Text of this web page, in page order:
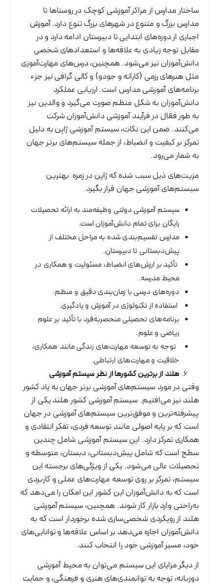
ساختار مدارس از مراکز آموزشی کوچک در روستاها تا
مدارس بزرگ و متنوع در شهرهای بزرگ تنوع دارد. آموزش
اجباری از دوره‌های ابتدایی تا دبیرستان ادامه دارد و در
مقابل توجه زیادی به علاقه‌ها و استعدادهای شخصی
دانش‌آموزان نیز می‌شود. همچنین، درس‌های مهارت‌آموزی
مثل هنرهای رزمی (کاراته و جودو) و کالی گرافی نیز جزء
برنامه‌های آموزشی مدارس است. ارزیابی عملکرد
دانش‌آموزان به شکل منظم صورت می‌گیرد و والدین نیز
به طور فعّال در فرآیند آموزشی دانش‌آموزان شرکت
می‌کنند. ضمن این نکات، سیستم آموزشی ژاپن به دلیل
تمرکز بر کیفیت و انضباط، از جمله سیستم‌های برتر جهان
به شمار می‌رود.
مزیت‌های ذیل سبب شده که ژاپن در زمره بهترین
سیستم‌های آموزشی جهان قرار بگیرد.
سیستم آموزشی دولتی وظیفه‌مند به ارائه تحصیلات
رایگان برای تمام دانش‌آموزان است.
مدارس تقسیم‌بندی شده به مراحل مختلف از
پیش‌دبستانی تا دبیرستان.
تأکید بر ارزش‌های انضباط، مسئولیت و همکاری در
محیط مدرسه.
دوره‌های درسی با زمان‌بندی دقیق و منظم.
استفاده از تکنولوژی در آموزش و یادگیری.
برنامه‌های تحصیلی منحصربه‌فرد با تأکید بر علوم
ریاضی و علوم.
توجه به توسعه مهارت‌های زندگی مانند همکاری،
خلاقیت و مهارت‌های ارتباطی.
هلند از برترین کشورها از نظر سیستم آموزشی
وقتی در مورد سیستم‌های آموزشی برتر جهان به یاد کشور
هلند نیز می‌افتیم. سیستم آموزشی کشور هلند یکی از
پیشرفته‌ترین و موفق‌ترین سیستم‌های آموزشی در جهان
است که بر پایه اصولی مانند توسعه فردی، تفکر انتقادی و
همکاری تمرکز دارد. این سیستم آموزشی شامل چندین
سطح است که شامل پیش‌دبستانی، دبستان، متوسطه و
تحصیلات عالی می‌شود. یکی از ویژگی‌های برجسته این
سیستم، تمرکز بر روی توسعه مهارت‌های عملی و کاربردی
است که به دانش‌آموزان این کشور این امکان را می‌دهد که
به‌راحتی وارد بازار کار شوند. همچنین، سیستم آموزشی
هلند از رویکردی شخصی‌سازی شده برخوردار است که به
دانش‌آموزان اجازه می‌دهد بر اساس علاقه‌ها و توانایی‌های
خود، مسیر آموزشی خود را انتخاب کنند.
از دیگر مزایای این سیستم می‌توان به محیط آموزشی
دوزبانه، توجه به توانمندی‌های هنری و فرهنگی، و حمایت